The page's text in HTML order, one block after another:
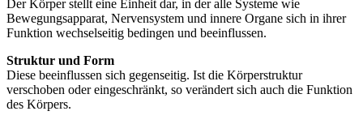
Der Körper stellt eine Einheit dar, in der alle Systeme wie
Bewegungsapparat, Nervensystem und innere Organe sich in ihrer
Funktion wechselseitig bedingen und beeinflussen.
Struktur und Form
Diese beeinflussen sich gegenseitig. Ist die Körperstruktur
verschoben oder eingeschränkt, so verändert sich auch die Funktion
des Körpers.